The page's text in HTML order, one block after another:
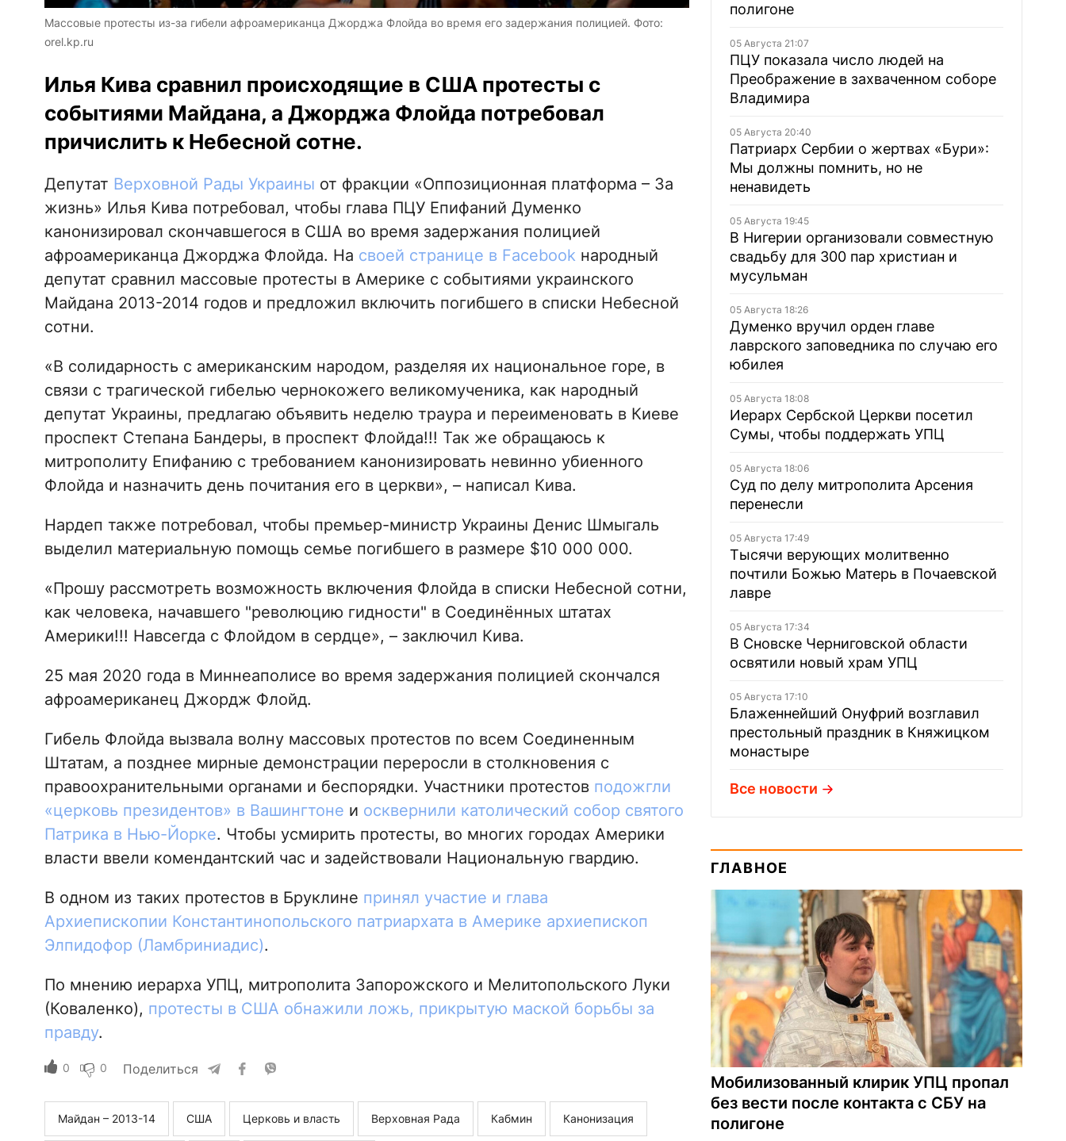
Массовые протесты из-за гибели афроамериканца Джорджа Флойда во время его задержания полицией. Фото:
orel.kp.ru
Илья Кива сравнил происходящие в США протесты с
событиями Майдана, а Джорджа Флойда потребовал
причислить к Небесной сотне.
Депутат Верховной Рады Украины от фракции «Оппозиционная платформа – За
жизнь» Илья Кива потребовал, чтобы глава ПЦУ Епифаний Думенко
канонизировал скончавшегося в США во время задержания полицией
афроамериканца Джорджа Флойда. На своей странице в Facebookнародный
депутат сравнил массовые протесты в Америке с событиями украинского
Майдана 2013-2014 годов и предложил включить погибшего в списки Небесной
сотни.
«В солидарность с американским народом, разделяя их национальное горе, в
связи с трагической гибелью чернокожего великомученика, как народный
депутат Украины, предлагаю объявить неделю траура и переименовать в Киеве
проспект Степана Бандеры, в проспект Флойда!!! Так же обращаюсь к
митрополиту Епифанию с требованием канонизировать невинно убиенного
Флойда и назначить день почитания его в церкви», – написал Кива.
Нардеп также потребовал, чтобы премьер-министр Украины Денис Шмыгаль
выделил материальную помощь семье погибшего в размере $10 000 000.
«Прошу рассмотреть возможность включения Флойда в списки Небесной сотни,
как человека, начавшего "революцию гидности" в Соединённых штатах
Америки!!! Навсегда с Флойдом в сердце», – заключил Кива.
25 мая 2020 года в Миннеаполисе во время задержания полицией скончался
афроамериканец Джордж Флойд.
Гибель Флойда вызвала волну массовых протестов по всем Соединенным
Штатам, а позднее мирные демонстрации переросли в столкновения с
правоохранительными органами и беспорядки. Участники протестов подожгли
«церковь президентов» в Вашингтоне и осквернили католический собор святого
Патрика в Нью-Йорке. Чтобы усмирить протесты, во многих городах Америки
власти ввели комендантский час и задействовали Национальную гвардию.
В одном из таких протестов в Бруклине принял участие и глава
Архиепископии Константинопольского патриархата в Америке архиепископ
Элпидофор (Ламбриниадис).
По мнению иерарха УПЦ, митрополита Запорожского и Мелитопольского Луки
(Коваленко), протесты в США обнажили ложь, прикрытую маской борьбы за
правду.
0 0 Поделиться
Майдан – 2013-14 США Церковь и власть Верховная Рада Кабмин Канонизация
полигоне
05 Августа 21:07
ПЦУ показала число людей на
Преображение в захваченном соборе
Владимира
05 Августа 20:40
Патриарх Сербии о жертвах «Бури»:
Мы должны помнить, но не
ненавидеть
05 Августа 19:45
В Нигерии организовали совместную
свадьбу для 300 пар христиан и
мусульман
05 Августа 18:26
Думенко вручил орден главе
лаврского заповедника по случаю его
юбилея
05 Августа 18:08
Иерарх Сербской Церкви посетил
Сумы, чтобы поддержать УПЦ
05 Августа 18:06
Суд по делу митрополита Арсения
перенесли
05 Августа 17:49
Тысячи верующих молитвенно
почтили Божью Матерь в Почаевской
лавре
05 Августа 17:34
В Сновске Черниговской области
освятили новый храм УПЦ
05 Августа 17:10
Блаженнейший Онуфрий возглавил
престольный праздник в Княжицком
монастыре
Все новости
ГЛАВНОЕ
Мобилизованный клирик УПЦ пропал
без вести после контакта с СБУ на
полигоне